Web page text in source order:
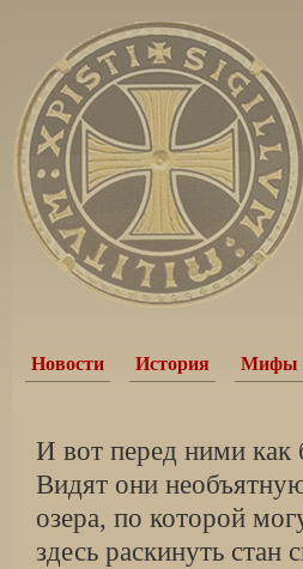
Новости История Мифы
И вот перед ними как
Видят они
озера, по которой
здесь раскинуть стан